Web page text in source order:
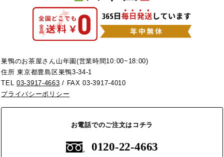
巣鴨のお茶屋さん山年園(営業時間10:00~18:00)
住所 東京都豊島区巣鴨3-34-1
TEL03-3917-4663 / FAX 03-3917-4010
プライバシーポリシー
お電話でのご注文はコチラ
0120-22-4663